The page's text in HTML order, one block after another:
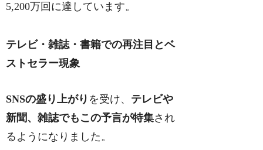
5,200万回に達しています。
テレビ・雑誌・書籍での再注目とベ
ストセラー現象
SNSの盛り上がり を受け、 テレビや
新聞、雑誌でもこの予言が特集され
るようになりました。